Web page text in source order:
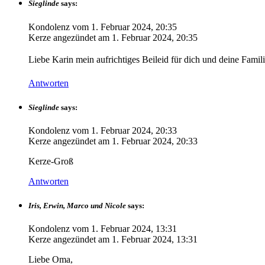
Sieglinde says:
Kondolenz vom 1. Februar 2024, 20:35
Kerze angezündet am 1. Februar 2024, 20:35
Liebe Karin mein aufrichtiges Beileid für dich und deine
Antworten
Sieglinde says:
Kondolenz vom 1. Februar 2024, 20:33
Kerze angezündet am 1. Februar 2024, 20:33
Kerze-Groß
Antworten
Iris, Erwin, Marco und Nicole says:
Kondolenz vom 1. Februar 2024, 13:31
Kerze angezündet am 1. Februar 2024, 13:31
Liebe Oma,